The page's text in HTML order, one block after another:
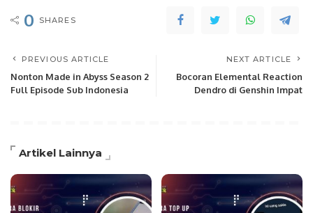
0 SHARES
PREVIOUS ARTICLE
Nonton Made in Abyss Season 2
Full Episode Sub Indonesia
NEXT ARTICLE
Bocoran Elemental Reaction
Dendro di Genshin Impat
Artikel Lainnya